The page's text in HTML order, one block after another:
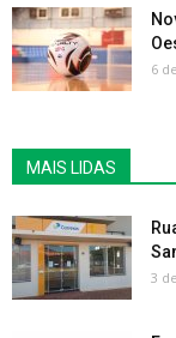
6
MAIS LIDAS
3